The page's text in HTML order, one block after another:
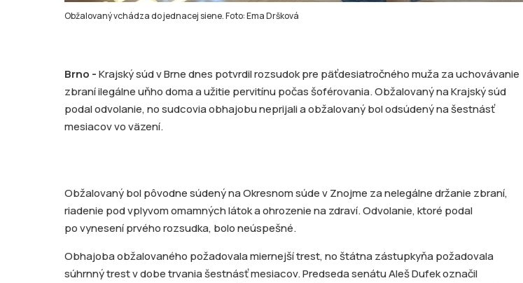
Obžalovaný vchádza do jednacej siene. Foto: Ema Dršková
Brno -Krajský súd v Brne dnes potvrdil rozsudok pre päťdesiatročného muža za uchovávanie
zbraní ilegálne uňho doma a užitie pervitínu počas šoférovania. Obžalovaný na Krajský súd
podal odvolanie, no sudcovia obhajobu neprijali a obžalovaný bol odsúdený na šestnásť
mesiacov vo väzení.
Obžalovaný bol pôvodne súdený na Okresnom súde v Znojme za nelegálne držanie zbraní,
riadenie pod vplyvom omamných látok a ohrozenie na zdraví. Odvolanie, ktoré podal
po vynesení prvého rozsudka, bolo neúspešné.
Obhajoba obžalovaného požadovala miernejší trest, no štátna zástupkyňa požadovala
súhrnný trest v dobe trvania šestnásť mesiacov. Predseda senátu Aleš Dufek označil